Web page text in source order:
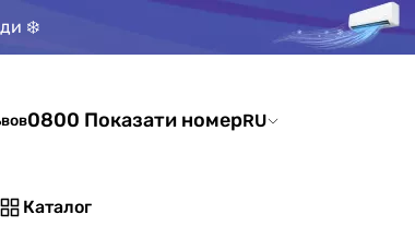
❄️
0800 Показати номерRU
Каталог